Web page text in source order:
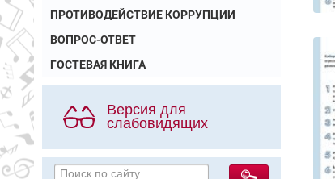
ПРОТИВОДЕЙСТВИЕ КОРРУПЦИИ
ВОПРОС-ОТВЕТ
ГОСТЕВАЯ КНИГА
Версия для
слабовидящих